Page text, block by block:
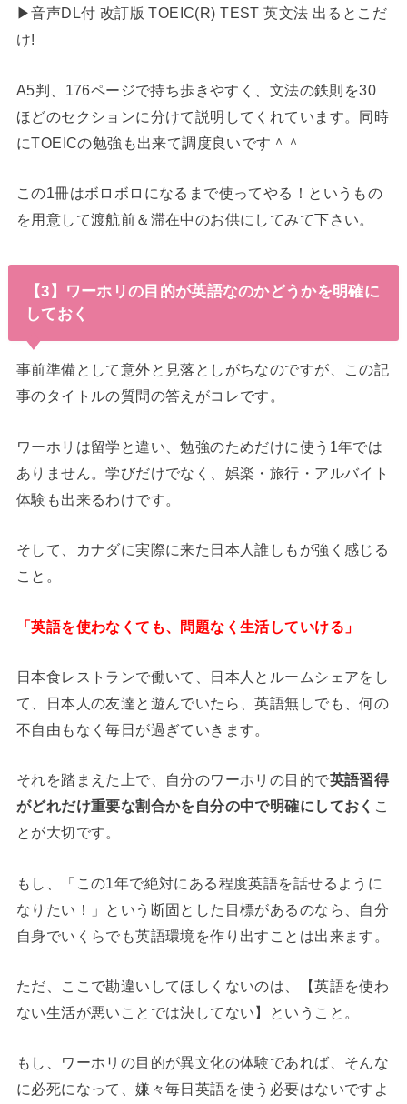
▶︎音声DL付 改訂版 TOEIC(R) TEST 英文法 出るとこだ
け!
A5判、176ページで持ち歩きやすく、文法の鉄則を30
ほどのセクションに分けて説明してくれています。同時
にTOEICの勉強も出来て調度良いです＾＾
この1冊はボロボロになるまで使ってやる！というもの
を用意して渡航前＆滞在中のお供にしてみて下さい。
【3】ワーホリの目的が英語なのかどうかを明確に
しておく
事前準備として意外と見落としがちなのですが、この記
事のタイトルの質問の答えがコレです。
ワーホリは留学と違い、勉強のためだけに使う1年では
ありません。学びだけでなく、娯楽・旅行・アルバイト
体験も出来るわけです。
そして、カナダに実際に来た日本人誰しもが強く感じる
こと。
「英語を使わなくても、問題なく生活していける」
日本食レストランで働いて、日本人とルームシェアをし
て、日本人の友達と遊んでいたら、英語無しでも、何の
不自由もなく毎日が過ぎていきます。
それを踏まえた上で、自分のワーホリの目的で英語習得
がどれだけ重要な割合かを自分の中で明確にしておく こ
とが大切です。
もし、「この1年で絶対にある程度英語を話せるように
なりたい！」という断固とした目標があるのなら、自分
自身でいくらでも英語環境を作り出すことは出来ます。
ただ、ここで勘違いしてほしくないのは、【英語を使わ
ない生活が悪いことでは決してない】ということ。
もし、ワーホリの目的が異文化の体験であれば、そんな
に必死になって、嫌々毎日英語を使う必要はないですよ